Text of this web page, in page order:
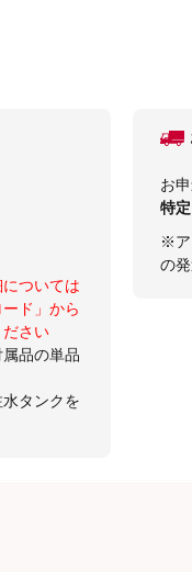
お
特
※ア
の
については
ード」から
さい
属品の単品
水タンクを